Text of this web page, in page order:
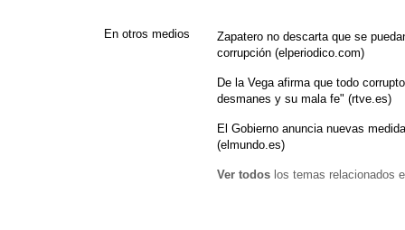
En otros medios
Zapatero no descarta que se
corrupción (elperiodico.com)
De la Vega afirma que todo
desmanes y su mala fe" (rtve.es)
El Gobierno anuncia nuevas
(elmundo.es)
Ver todos los temas relacionados